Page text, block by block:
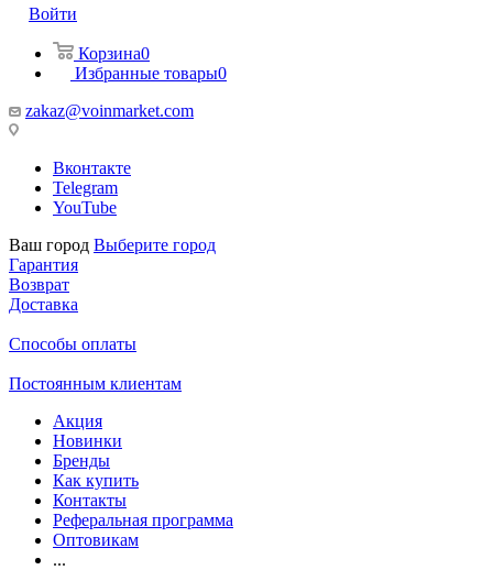
Войти
Корзина0
Избранные товары0
zakaz@voinmarket.com
Вконтакте
Telegram
YouTube
Ваш город Выберите город
Гарантия
Возврат
Доставка
Способы оплаты
Постоянным клиентам
Акция
Новинки
Бренды
Как купить
Контакты
Реферальная программа
Оптовикам
...